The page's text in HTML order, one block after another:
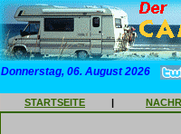
Donnerstag, 06. August 2026
STARTSEITE |